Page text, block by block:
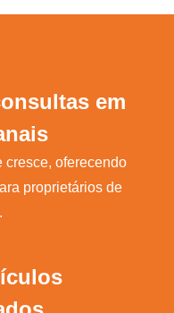
em
cresce, oferecendo
proprietários de